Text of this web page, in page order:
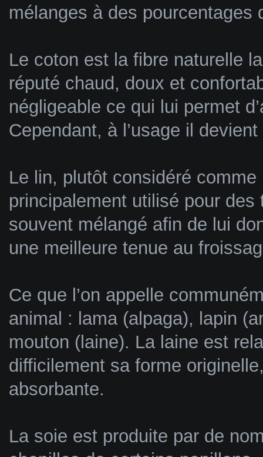
mélanges à des pourcentages
Le coton est la fibre naturelle
réputé chaud, doux et
négligeable ce qui lui permet
Cependant, à l’usage il
Le lin, plutôt considéré
principalement utilisé pour
souvent mélangé afin de lui
une meilleure tenue au
Ce que l’on appelle
animal : lama (alpaga), lapin
mouton (laine). La laine est
difficilement sa forme
absorbante.
La soie est produite par de